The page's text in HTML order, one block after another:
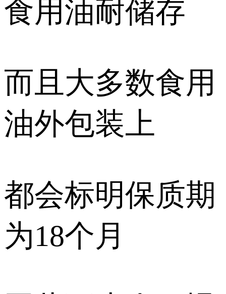
食用油耐储存
而且大多数食用
油外包装上
都会标明保质期
为18个月